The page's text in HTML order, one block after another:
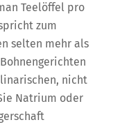
Teelöffel pro
zum
selten mehr als
nicht
Natrium oder